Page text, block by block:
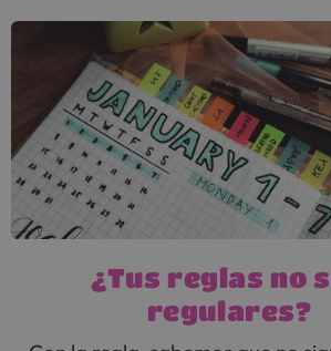
¿Tus reglas no
regulares?